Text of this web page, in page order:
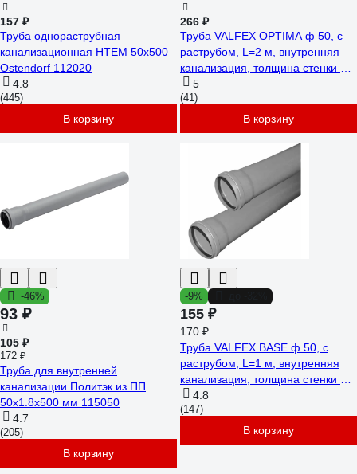
157 ₽
Труба однораструбная
канализационная HTEM 50х500
Ostendorf 112020
4.8
(445)
В корзину
266 ₽
Труба VALFEX OPTIMA ф 50, с
раструбом, L=2 м, внутренняя
канализация, толщина стенки 1.5
220500200
5
(41)
В корзину
-46%
93 ₽
105 ₽
172 ₽
Труба для внутренней
канализации Политэк из ПП
50х1.8х500 мм 115050
4.7
(205)
В корзину
-9%
155 ₽
170 ₽
Труба VALFEX BASE ф 50, с
раструбом, L=1 м, внутренняя
канализация, толщина стенки 1.8
200500100
4.8
(147)
В корзину